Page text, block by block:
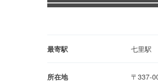
最寄駅 七里駅
所在地
〒337-